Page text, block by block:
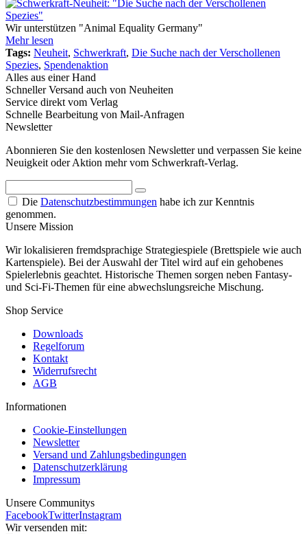
Wir unterstützen "Animal Equality Germany"
Mehr lesen
Tags: Neuheit, Schwerkraft, Die Suche nach der Verschollenen
Spezies, Spendenaktion
Alles aus einer Hand
Schneller Versand auch von Neuheiten
Service direkt vom Verlag
Schnelle Bearbeitung von Mail-Anfragen
Newsletter
Abonnieren Sie den kostenlosen Newsletter und verpassen Sie keine
Neuigkeit oder Aktion mehr vom Schwerkraft-Verlag.
Die Datenschutzbestimmungen habe ich zur Kenntnis
genommen.
Unsere Mission
Wir lokalisieren fremdsprachige Strategiespiele (Brettspiele wie auch
Kartenspiele). Bei der Auswahl der Titel wird auf ein gehobenes
Spielerlebnis geachtet. Historische Themen sorgen neben Fantasy-
und Sci-Fi-Themen für eine abwechslungsreiche Mischung.
Shop Service
Downloads
Regelforum
Kontakt
Widerrufsrecht
AGB
Informationen
Cookie-Einstellungen
Newsletter
Versand und Zahlungsbedingungen
Datenschutzerklärung
Impressum
Unsere Communitys
FacebookTwitterInstagram
Wir versenden mit: